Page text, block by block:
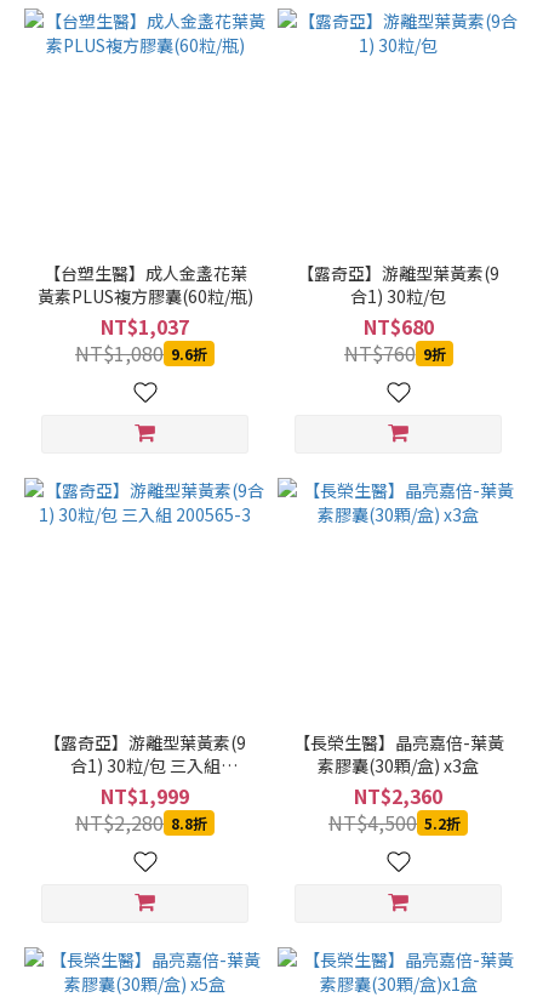
【台塑生醫】成人金盞花葉
黃素PLUS複方膠囊(60粒/瓶)
NT$1,037
NT$1,080 9.6折
【露奇亞】游離型葉黃素(9
合1) 30粒/包
NT$680
NT$760 9折
【露奇亞】游離型葉黃素(9
合1) 30粒/包 三入組
200565-3
NT$1,999
NT$2,280 8.8折
【長榮生醫】晶亮嘉倍-葉黃
素膠囊(30顆/盒) x3盒
NT$2,360
NT$4,500 5.2折